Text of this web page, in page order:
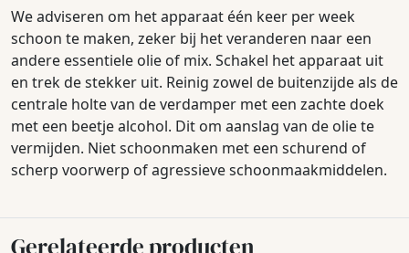
We adviseren om het apparaat één keer per week
schoon te maken, zeker bij het veranderen naar een
andere essentiele olie of mix. Schakel het apparaat uit
en trek de stekker uit. Reinig zowel de buitenzijde als de
centrale holte van de verdamper met een zachte doek
met een beetje alcohol. Dit om aanslag van de olie te
vermijden. Niet schoonmaken met een schurend of
scherp voorwerp of agressieve schoonmaakmiddelen.
Gerelateerde producten